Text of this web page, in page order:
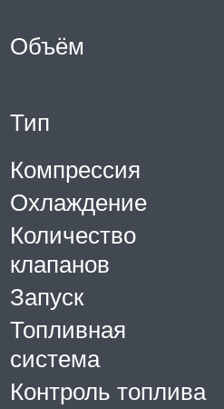
Объём
Тип
Компрессия
Охлаждение
Количество
клапанов
Запуск
Топливная
система
Контроль топлива